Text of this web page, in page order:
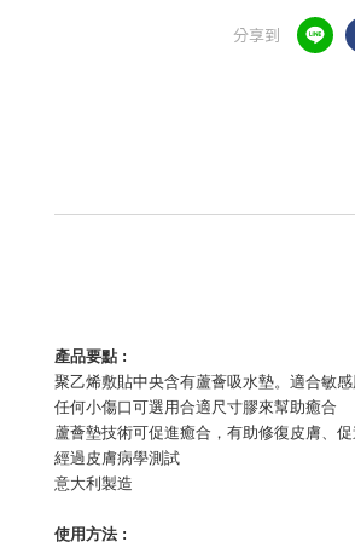
分享到
產品要點 :
聚乙烯敷貼中央含有蘆薈吸水墊。適合敏
任何小傷口可選用合適尺寸膠來幫助癒合
蘆薈墊技術可促進癒合，有助修復皮膚、
經過皮膚病學測試
意大利製造
使用方法 :